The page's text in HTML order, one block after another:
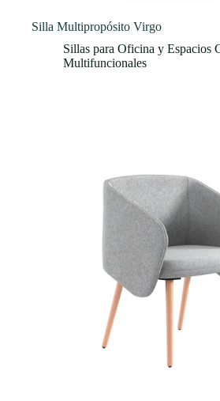
Silla Multipropósito Virgo
Sillas para Oficina y Espacios
Multifuncionales